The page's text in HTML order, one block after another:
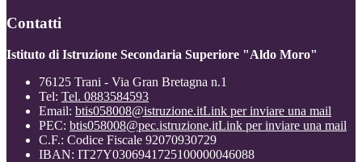
Contatti
Istituto di Istruzione Secondaria Superiore "Aldo Moro"
76125 Trani - Via Gran Bretagna n.1
Tel: Tel. 0883584593
Email: btis058008@istruzione.itLink per inviare una mail
PEC: btis058008@pec.istruzione.itLink per inviare una mail
C.F.: Codice Fiscale 92070930729
IBAN: IT27Y0306941725100000046088